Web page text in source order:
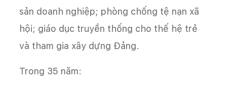
sản doanh nghiệp; phòng chống tệ nạn xã
hội; giáo dục truyền thống cho thế hệ trẻ
và tham gia xây dựng Đảng.
Trong 35 năm: